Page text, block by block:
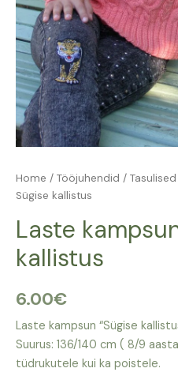
Home / Tööjuhendid /
Sügise kallistus
Laste
kallistus
6.00€
Laste kampsun “Sügise
Suurus: 136/140 cm ( 8/9
tüdrukutele kui ka poistele.